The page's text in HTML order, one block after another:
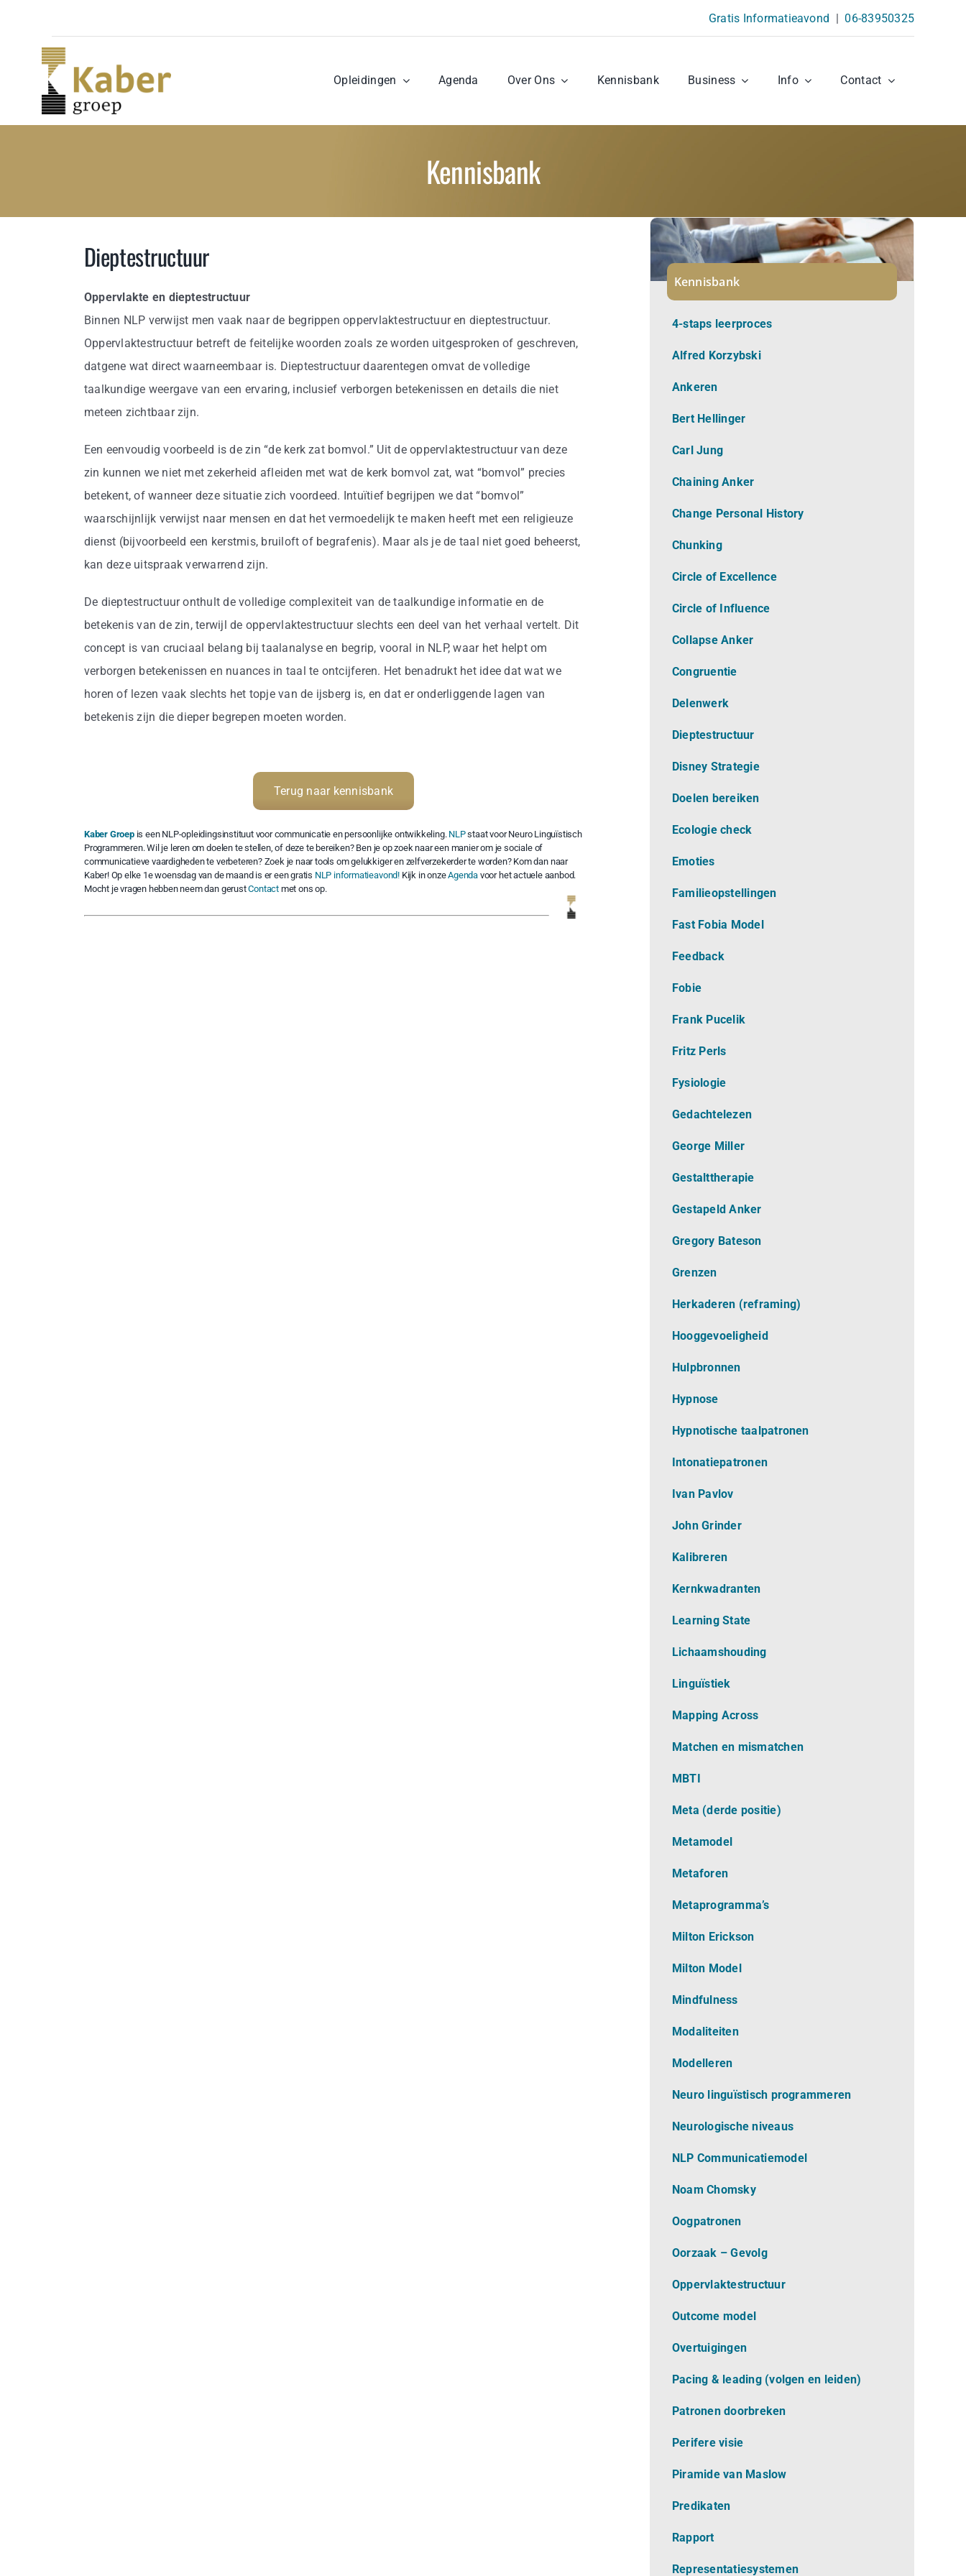
Gratis Informatieavond | 06-83950325
Opleidingen Agenda Over Ons Kennisbank Business Info Contact
Kennisbank
Dieptestructuur
Oppervlakte en dieptestructuur
Binnen NLP verwijst men vaak naar de begrippen oppervlaktestructuur en dieptestructuur.
Oppervlaktestructuur betreft de feitelijke woorden zoals ze worden uitgesproken of geschreven,
datgene wat direct waarneembaar is. Dieptestructuur daarentegen omvat de volledige
taalkundige weergave van een ervaring, inclusief verborgen betekenissen en details die niet
meteen zichtbaar zijn.
Een eenvoudig voorbeeld is de zin “de kerk zat bomvol.” Uit de oppervlaktestructuur van deze
zin kunnen we niet met zekerheid afleiden met wat de kerk bomvol zat, wat “bomvol” precies
betekent, of wanneer deze situatie zich voordeed. Intuïtief begrijpen we dat “bomvol”
waarschijnlijk verwijst naar mensen en dat het vermoedelijk te maken heeft met een religieuze
dienst (bijvoorbeeld een kerstmis, bruiloft of begrafenis). Maar als je de taal niet goed beheerst,
kan deze uitspraak verwarrend zijn.
De dieptestructuur onthult de volledige complexiteit van de taalkundige informatie en de
betekenis van de zin, terwijl de oppervlaktestructuur slechts een deel van het verhaal vertelt. Dit
concept is van cruciaal belang bij taalanalyse en begrip, vooral in NLP, waar het helpt om
verborgen betekenissen en nuances in taal te ontcijferen. Het benadrukt het idee dat wat we
horen of lezen vaak slechts het topje van de ijsberg is, en dat er onderliggende lagen van
betekenis zijn die dieper begrepen moeten worden.
Terug naar kennisbank
Kaber Groepis een NLP-opleidingsinstituut voor communicatie en persoonlijke ontwikkeling. NLPstaat voor Neuro Linguïstisch
Programmeren. Wil je leren om doelen te stellen, of deze te bereiken? Ben je op zoek naar een manier om je sociale of
communicatieve vaardigheden te verbeteren? Zoek je naar tools om gelukkiger en zelfverzekerder te worden? Kom dan naar
Kaber! Op elke 1e woensdag van de maand is er een gratis NLP informatieavond!Kijk in onzeAgenda voor het actuele aanbod.
Mocht je vragen hebben neem dan gerustContactmet ons op.
Kennisbank
4-staps leerproces
Alfred Korzybski
Ankeren
Bert Hellinger
Carl Jung
Chaining Anker
Change Personal History
Chunking
Circle of Excellence
Circle of Influence
Collapse Anker
Congruentie
Delenwerk
Dieptestructuur
Disney Strategie
Doelen bereiken
Ecologie check
Emoties
Familieopstellingen
Fast Fobia Model
Feedback
Fobie
Frank Pucelik
Fritz Perls
Fysiologie
Gedachtelezen
George Miller
Gestalttherapie
Gestapeld Anker
Gregory Bateson
Grenzen
Herkaderen (reframing)
Hooggevoeligheid
Hulpbronnen
Hypnose
Hypnotische taalpatronen
Intonatiepatronen
Ivan Pavlov
John Grinder
Kalibreren
Kernkwadranten
Learning State
Lichaamshouding
Linguïstiek
Mapping Across
Matchen en mismatchen
MBTI
Meta (derde positie)
Metamodel
Metaforen
Metaprogramma’s
Milton Erickson
Milton Model
Mindfulness
Modaliteiten
Modelleren
Neuro linguïstisch programmeren
Neurologische niveaus
NLP Communicatiemodel
Noam Chomsky
Oogpatronen
Oorzaak – Gevolg
Oppervlaktestructuur
Outcome model
Overtuigingen
Pacing & leading (volgen en leiden)
Patronen doorbreken
Perifere visie
Piramide van Maslow
Predikaten
Rapport
Representatiesystemen